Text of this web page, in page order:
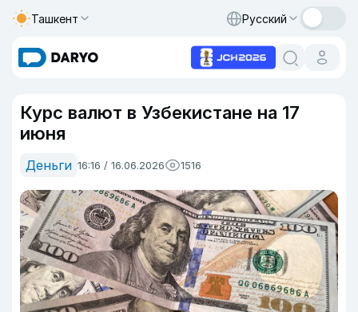
Ташкент Русский
Курс валют в Узбекистане на 17
июня
Деньги 16:16 / 16.06.2026 1516